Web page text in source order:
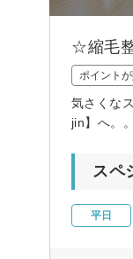
☆縮毛
ポイント
気さくな
jin】へ。
スペ
平日